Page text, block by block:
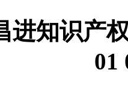
进知识产
01